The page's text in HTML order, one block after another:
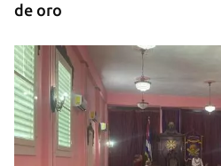
de oro